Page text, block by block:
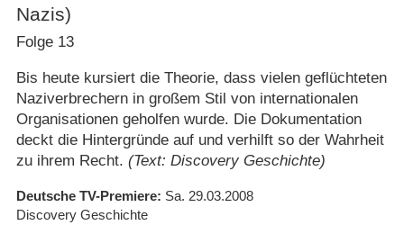
Nazis)
Folge 13
Bis heute kursiert die Theorie, dass vielen geflüchteten
Naziverbrechern in großem Stil von internationalen
Organisationen geholfen wurde. Die Dokumentation
deckt die Hintergründe auf und verhilft so der Wahrheit
zu ihrem Recht. (Text: Discovery Geschichte)
Deutsche TV-Premiere Sa. 29.03.2008
Discovery Geschichte